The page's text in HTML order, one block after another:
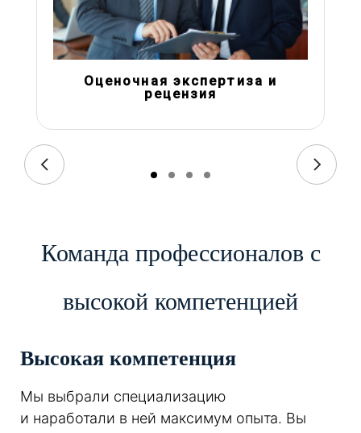
Оценочная экспертиза и
рецензия
Команда профессионалов с
высокой компетенцией
Высокая компетенция
Мы выбрали специализацию
и наработали в ней максимум опыта. Вы